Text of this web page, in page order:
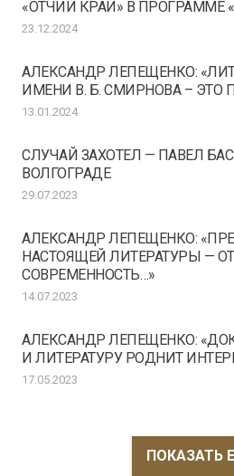
«ОТЧИЙ КРАЙ» В ПРОГРАММЕ
23.12.2024
АЛЕКСАНДР ЛЕПЕЩЕНКО:
ИМЕНИ В. Б. СМИРНОВА – ЭТО
13.01.2024
СЛУЧАЙ ЗАХОТЕЛ — ПАВЕЛ
ВОЛГОГРАДЕ
29.07.2023
АЛЕКСАНДР ЛЕПЕЩЕНКО:
НАСТОЯЩЕЙ ЛИТЕРАТУРЫ —
СОВРЕМЕННОСТЬ…»
14.07.2023
АЛЕКСАНДР ЛЕПЕЩЕНКО:
И ЛИТЕРАТУРУ РОДНИТ
17.05.2023
ПОКАЗАТЬ